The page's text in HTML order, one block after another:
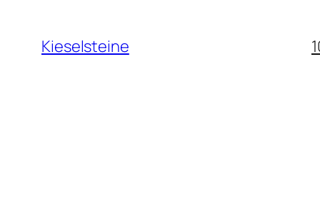
Inhalt
springen
Kieselsteine